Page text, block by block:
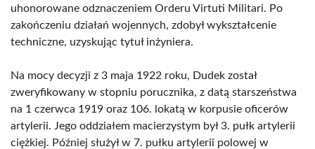
uhonorowane odznaczeniem Orderu Virtuti Militari. Po
zakończeniu działań wojennych, zdobył wykształcenie
techniczne, uzyskując tytuł inżyniera.
Na mocy decyzji z 3 maja 1922 roku, Dudek został
zweryfikowany w stopniu porucznika, z datą starszeństwa
na 1 czerwca 1919 oraz 106. lokatą w korpusie oficerów
artylerii. Jego oddziałem macierzystym był 3. pułk artylerii
ciężkiej. Później służył w 7. pułku artylerii polowej w